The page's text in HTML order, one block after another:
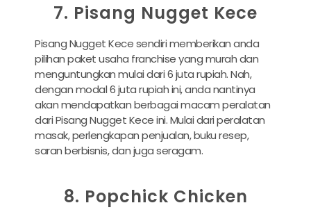
7. Pisang Nugget Kece
Pisang Nugget Kece sendiri memberikan anda
pilihan paket usaha franchise yang murah dan
menguntungkan mulai dari 6 juta rupiah. Nah,
dengan modal 6 juta rupiah ini, anda nantinya
akan mendapatkan berbagai macam peralatan
dari Pisang Nugget Kece ini. Mulai dari peralatan
masak, perlengkapan penjualan, buku resep,
saran berbisnis, dan juga seragam.
8. Popchick Chicken